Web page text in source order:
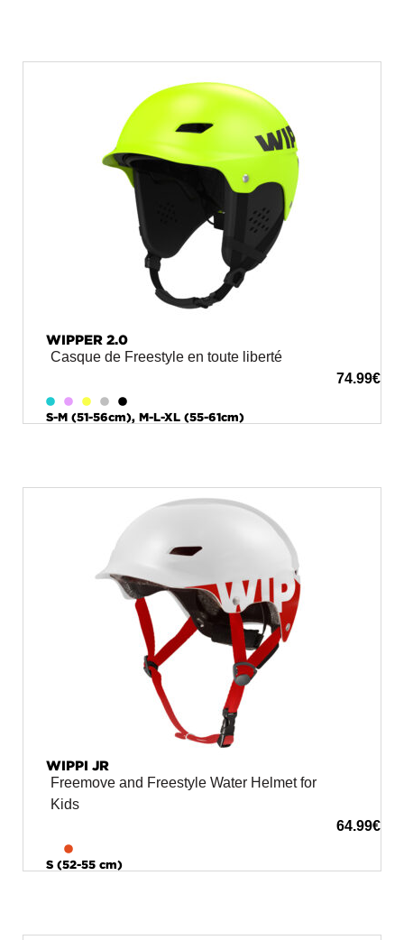
WIPPER 2.0
Casque de Freestyle en toute liberté
74.99€
S-M (51-56cm), M-L-XL (55-61cm)
WIPPI JR
Freemove and Freestyle Water Helmet for
Kids
64.99€
S (52-55 cm)